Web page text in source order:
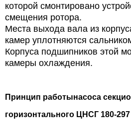
которой смонтировано
смещения ротора.
Места выхода вала из
камер уплотняются
Корпуса подшипников этой
камеры охлаждения.
Принцип работынасоса
горизонтального ЦНСГ 180-297